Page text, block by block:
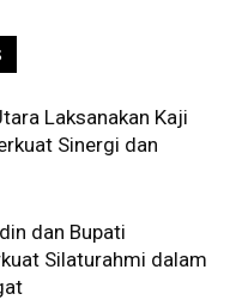
Laksanakan Kaji
Sinergi dan
dan Bupati
Silaturahmi dalam